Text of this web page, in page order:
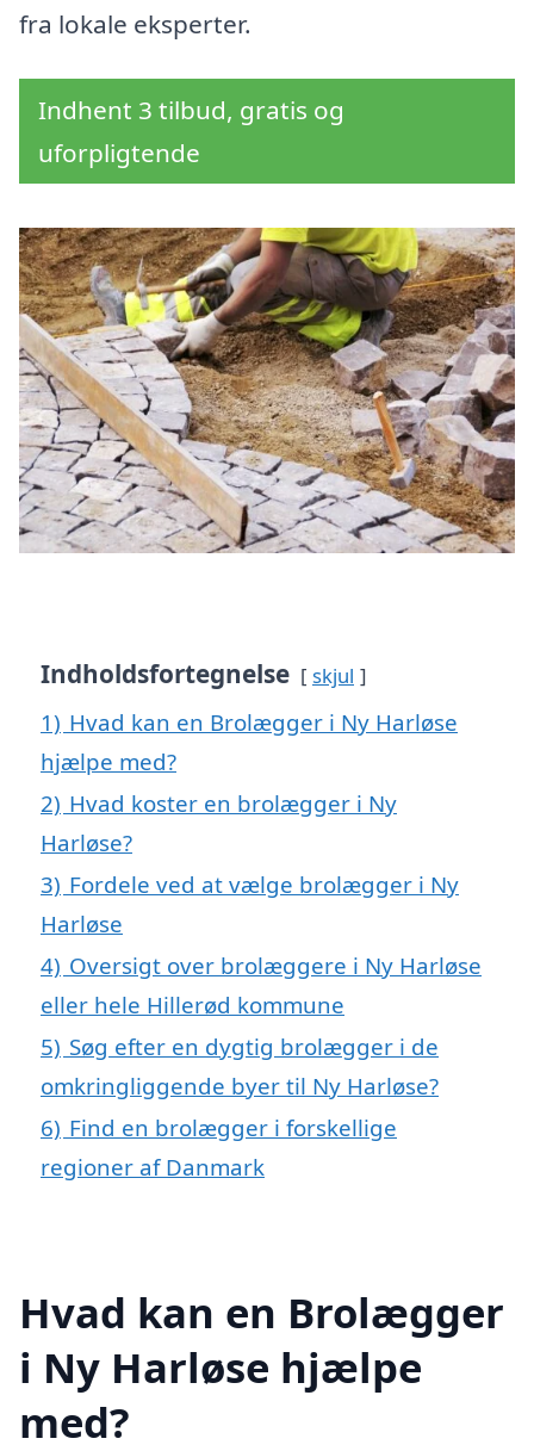
fra lokale eksperter.
Indhent 3 tilbud, gratis og
uforpligtende
Indholdsfortegnelse skjul
1) Hvad kan en Brolægger i Ny Harløse
hjælpe med?
2) Hvad koster en brolægger i Ny
Harløse?
3) Fordele ved at vælge brolægger i Ny
Harløse
4) Oversigt over brolæggere i Ny Harløse
eller hele Hillerød kommune
5) Søg efter en dygtig brolægger i de
omkringliggende byer til Ny Harløse?
6) Find en brolægger i forskellige
regioner af Danmark
Hvad kan en Brolægger
i Ny Harløse hjælpe
med?